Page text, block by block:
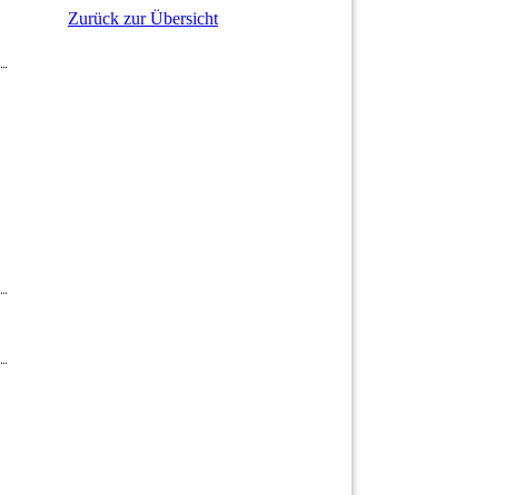
Zurück zur Übersicht